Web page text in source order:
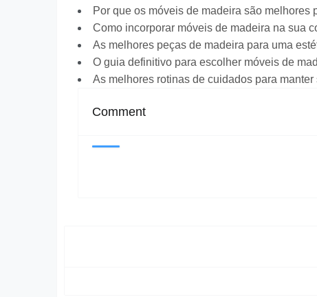
Por que os móveis de madeira são melhores
Como incorporar móveis de madeira na sua
As melhores peças de madeira para uma
O guia definitivo para escolher móveis de
As melhores rotinas de cuidados para
Comment